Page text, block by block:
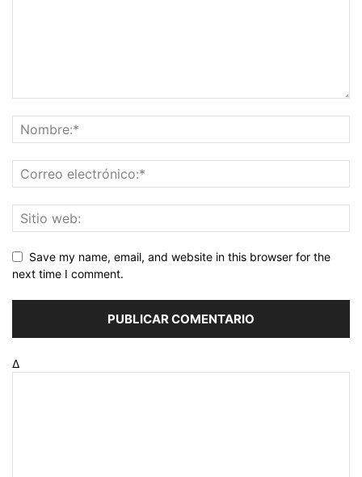
Save my name, email, and website in this browser for the
next time I comment.
Δ